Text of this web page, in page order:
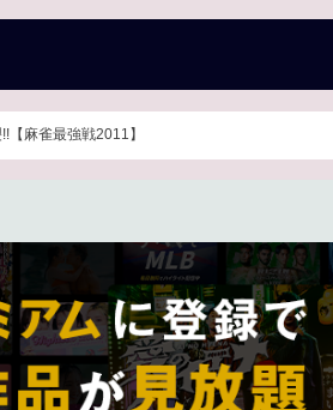
【麻雀最強戦2011】